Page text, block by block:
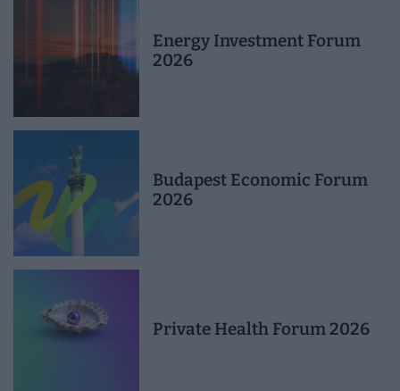
Energy Investment Forum
2026
Budapest Economic Forum
2026
Private Health Forum 2026